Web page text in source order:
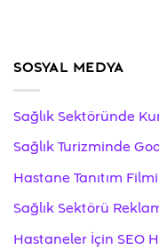
SOSYAL MEDYA
Sağlık Sektöründe
Sağlık Turizminde
Hastane Tanıtım
Sağlık Sektörü
Hastaneler İçin SEO